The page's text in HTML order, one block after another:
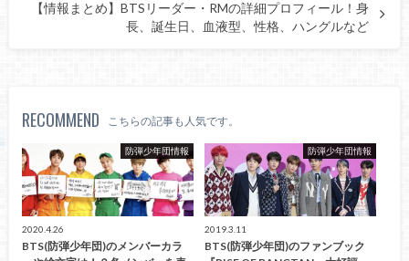
【情報まとめ】BTSリーダー・RMの詳細プロフィール！身
長、誕生日、血液型、性格、ハングルなど
RECOMMEND こちらの記事も人気です。
防弾少年団情報
2020.4.26
BTS(防弾少年団)のメンバーカラ
防弾少年団情報
2019.3.11
BTS(防弾少年団)のファンブック